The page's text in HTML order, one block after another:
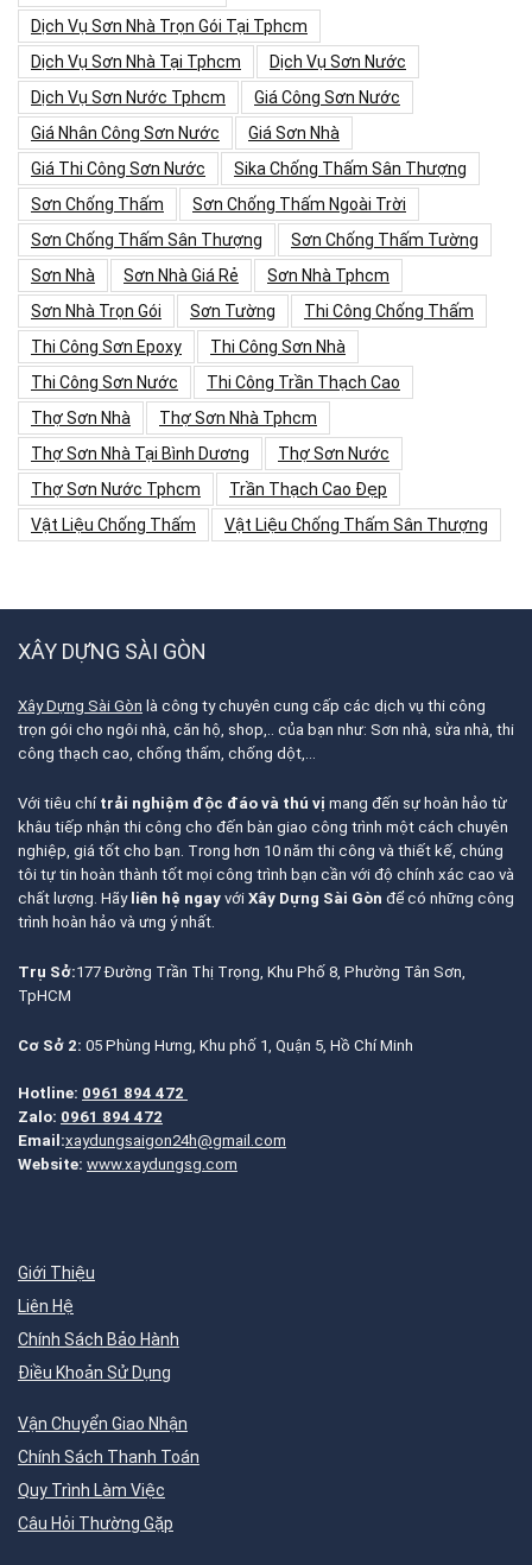
Dịch Vụ Sơn Nhà Trọn Gói Tại Tphcm
Dịch Vụ Sơn Nhà Tại Tphcm
Dịch Vụ Sơn Nước
Dịch Vụ Sơn Nước Tphcm
Giá Công Sơn Nước
Giá Nhân Công Sơn Nước
Giá Sơn Nhà
Giá Thi Công Sơn Nước
Sika Chống Thấm Sân Thượng
Sơn Chống Thấm
Sơn Chống Thấm Ngoài Trời
Sơn Chống Thấm Sân Thượng
Sơn Chống Thấm Tường
Sơn Nhà
Sơn Nhà Giá Rẻ
Sơn Nhà Tphcm
Sơn Nhà Trọn Gói
Sơn Tường
Thi Công Chống Thấm
Thi Công Sơn Epoxy
Thi Công Sơn Nhà
Thi Công Sơn Nước
Thi Công Trần Thạch Cao
Thợ Sơn Nhà
Thợ Sơn Nhà Tphcm
Thợ Sơn Nhà Tại Bình Dương
Thợ Sơn Nước
Thợ Sơn Nước Tphcm
Trần Thạch Cao Đẹp
Vật Liệu Chống Thấm
Vật Liệu Chống Thấm Sân Thượng
XÂY DỰNG SÀI GÒN
Xây Dựng Sài Gòn là công ty chuyên cung cấp các dịch vụ thi công
trọn gói cho ngôi nhà, căn hộ, shop,.. của bạn như: Sơn nhà, sửa nhà, thi
công thạch cao, chống thấm, chống dột,…
Với tiêu chí trải nghiệm độc đáo và thú vị mang đến sự hoàn hảo từ
khâu tiếp nhận thi công cho đến bàn giao công trình một cách chuyên
nghiệp, giá tốt cho bạn. Trong hơn 10 năm thi công và thiết kế, chúng
tôi tự tin hoàn thành tốt mọi công trình bạn cần với độ chính xác cao và
chất lượng. Hãy liên hệ ngay với Xây Dựng Sài Gòn để có những công
trình hoàn hảo và ưng ý nhất.
Trụ Sở:177 Đường Trần Thị Trọng, Khu Phố 8, Phường Tân Sơn,
TpHCM
Cơ Sở 2: 05 Phùng Hưng, Khu phố 1, Quận 5, Hồ Chí Minh
Hotline: 0961 894 472
Zalo: 0961 894 472
Email:xaydungsaigon24h@gmail.com
Website: www.xaydungsg.com
Giới Thiệu
Liên Hệ
Chính Sách Bảo Hành
Điều Khoản Sử Dụng
Vận Chuyển Giao Nhận
Chính Sách Thanh Toán
Quy Trình Làm Việc
Câu Hỏi Thường Gặp